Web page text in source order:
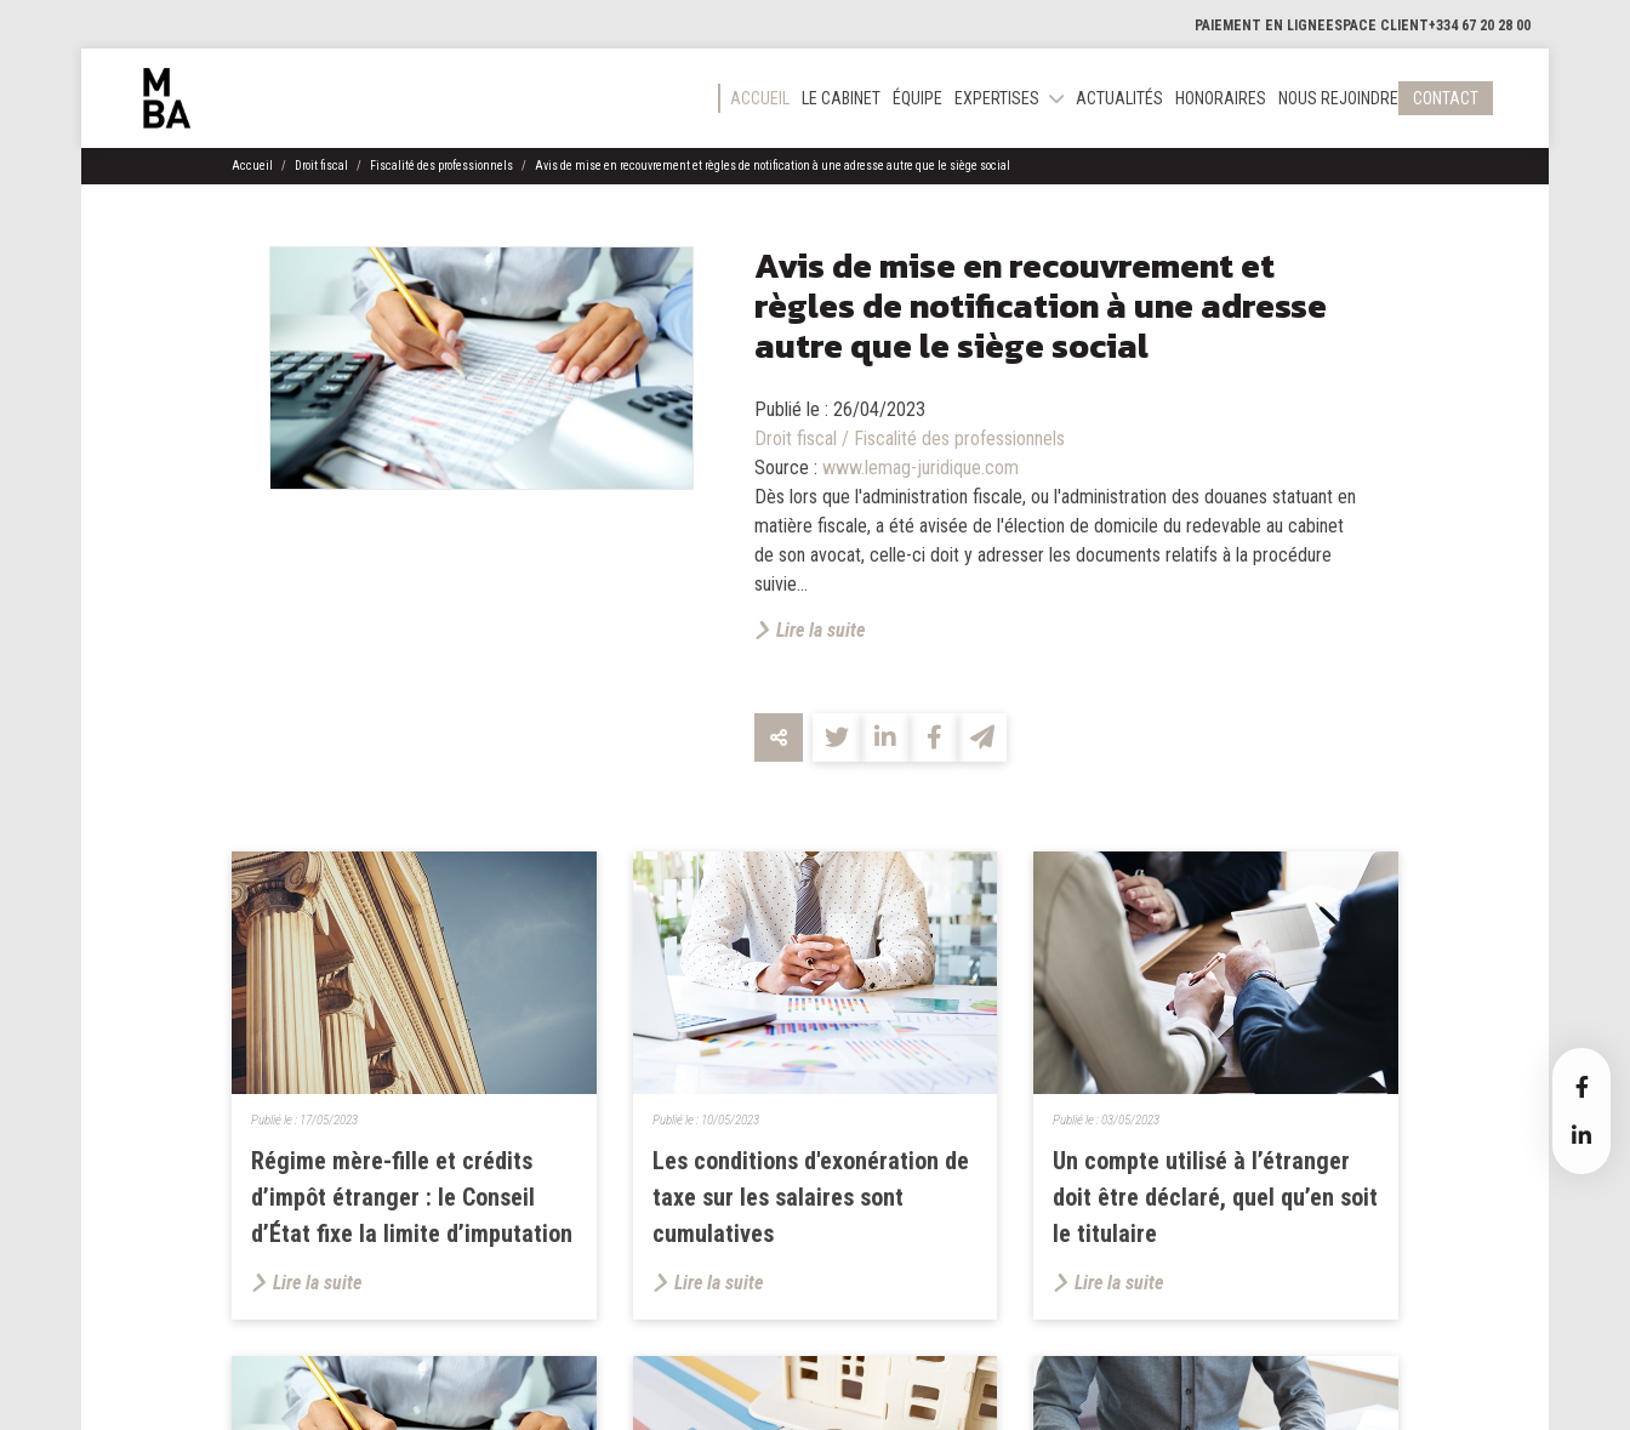
PAIEMENT EN LIGNE ESPACE CLIENT+334 67 20 28 00
ACCUEIL LE CABINET ÉQUIPE EXPERTISES ACTUALITÉS HONORAIRES NOUS REJOINDRE CONTACT
Accueil Droit fiscal Fiscalité des professionnels Avis de mise en recouvrement et règles de notification à une adresse autre que le siège social
Avis de mise en recouvrement et
règles de notification à une adresse
autre que le siège social
Publié le : 26/04/2023
Droit fiscal / Fiscalité des professionnels
Source : www.lemag-juridique.com
Dès lors que l'administration fiscale, ou l'administration des douanes statuant en
matière fiscale, a été avisée de l'élection de domicile du redevable au cabinet
de son avocat, celle-ci doit y adresser les documents relatifs à la procédure
suivie...
Lire la suite
Régime mère-fille et crédits
d’impôt étranger : le Conseil
d’État fixe la limite d’imputation
Publié le : 17/05/2023
Lire la suite
Les conditions d'exonération de
taxe sur les salaires sont
cumulatives
Publié le : 10/05/2023
Lire la suite
Un compte utilisé à l’étranger
doit être déclaré, quel qu’en soit
le titulaire
Publié le :03/05/2023
Lire la suite